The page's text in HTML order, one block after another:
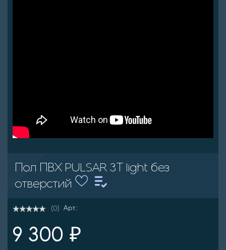
Пол ПВХ PULSAR 3Т light без
отверстий
(0) Арт.:
9 300 ₽